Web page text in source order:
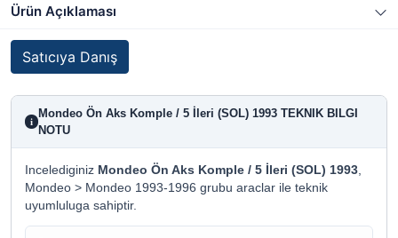
Ürün Açıklaması
Satıcıya Danış
i
Mondeo Ön Aks Komple / 5 İleri (SOL) 1993 TEKNIK BILGI
NOTU
Incelediginiz Mondeo Ön Aks Komple / 5 İleri (SOL) 1993,
Mondeo > Mondeo 1993-1996 grubu araclar ile teknik
uyumluluga sahiptir.